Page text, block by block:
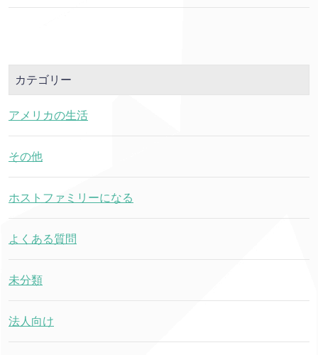
カテゴリー
アメリカの生活
その他
ホストファミリーになる
よくある質問
未分類
法人向け